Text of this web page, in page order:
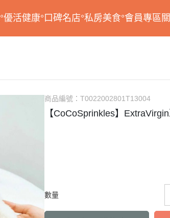
°優活健康°口碑名店°私房美食°會員專區
商品編號：T0022002801T13004
【CoCoSprinkles】
數量